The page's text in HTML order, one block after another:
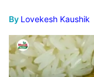
By Lovekesh Kaushik